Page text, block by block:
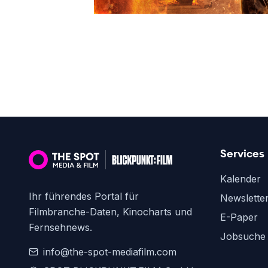
Ihr führendes Portal für
Filmbranche-Daten, Kinocharts und
Fernsehnews.
info@the-spot-mediafilm.com
Services
Kalender
E-Paper
Jobsuche